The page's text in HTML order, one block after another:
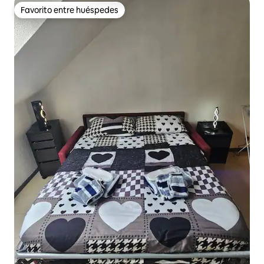
Favorito entre huéspedes
Favorito entre huéspedes